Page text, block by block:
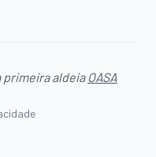
primeira aldeia OASA